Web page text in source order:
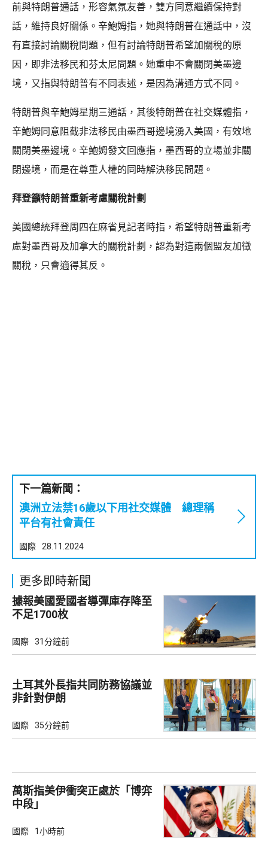
前與特朗普通話，形容氣氛友善，雙方同意繼續保持對
話，維持良好關係。辛鮑姆指，她與特朗普在通話中，沒
有直接討論關稅問題，但有討論特朗普希望加關稅的原
因，即非法移民和芬太尼問題。她重申不會關閉美墨邊
境，又指與特朗普有不同表述，是因為溝通方式不同。
特朗普與辛鮑姆星期三通話，其後特朗普在社交媒體指，
辛鮑姆同意阻截非法移民由墨西哥邊境湧入美國，有效地
關閉美墨邊境。辛鮑姆發文回應指，墨西哥的立場並非關
閉邊境，而是在尊重人權的同時解決移民問題。
拜登籲特朗普重新考慮關稅計劃
美國總統拜登周四在麻省見記者時指，希望特朗普重新考
慮對墨西哥及加拿大的關稅計劃，認為對這兩個盟友加徵
關稅，只會適得其反。
下一篇新聞：
澳洲立法禁16歲以下用社交媒體 總理稱
平台有社會責任
國際 28.11.2024
更多即時新聞
據報美國愛國者導彈庫存降至
不足1700枚
國際 31分鐘前
土耳其外長指共同防務協議並
非針對伊朗
國際 35分鐘前
萬斯指美伊衝突正處於「博弈
中段」
國際 1小時前